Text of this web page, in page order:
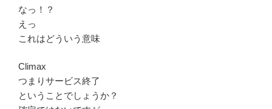
なっ！？
えっ
これはどういう意味
Climax
つまりサービス終了
ということでしょうか？